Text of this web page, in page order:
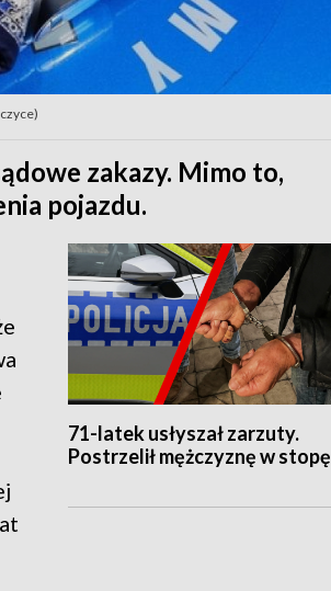
zakazy. Mimo to,
pojazdu.
71-latek usłyszał zarzuty.
Postrzelił mężczyznę w stopę